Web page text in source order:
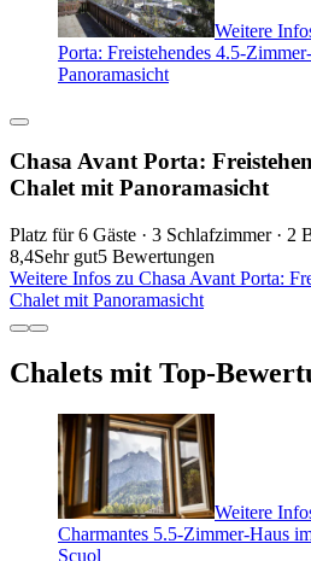
Weitere
Porta: Freistehendes 4.5-
Panoramasicht
Chasa Avant Porta:
Chalet mit Panoramasicht
Platz für 6 Gäste · 3 Schlafzimmer · 2
8,4Sehr gut5 Bewertungen
Weitere Infos zu Chasa Avant Porta:
Chalet mit Panoramasicht
Chalets mit Top-
Weitere
Charmantes 5.5-Zimmer-Haus
Scuol